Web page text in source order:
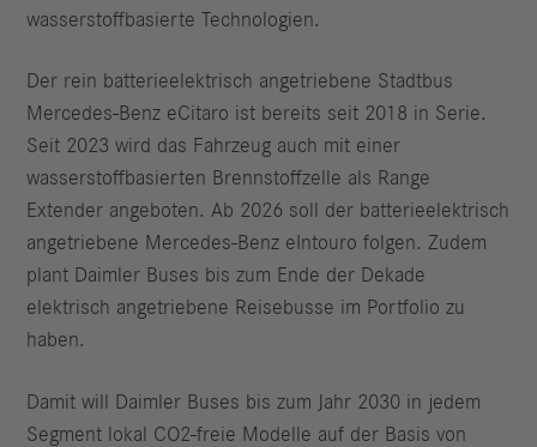
wasserstoffbasierte Technologien.
Der rein batterieelektrisch angetriebene Stadtbus
Mercedes-Benz eCitaro ist bereits seit 2018 in Serie.
Seit 2023 wird das Fahrzeug auch mit einer
wasserstoffbasierten Brennstoffzelle als Range
Extender angeboten. Ab 2026 soll der batterieelektrisch
angetriebene Mercedes-Benz eIntouro folgen. Zudem
plant Daimler Buses bis zum Ende der Dekade
elektrisch angetriebene Reisebusse im Portfolio zu
haben.
Damit will Daimler Buses bis zum Jahr 2030 in jedem
Segment lokal CO2-freie Modelle auf der Basis von